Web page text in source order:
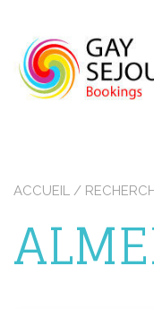
content
ACCUEIL /